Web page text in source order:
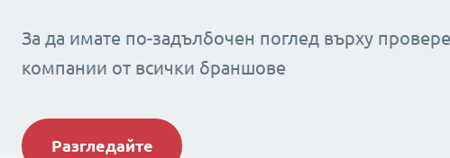
За да имате по-задълбочен поглед върху
компании от всички браншове
Разгледайте